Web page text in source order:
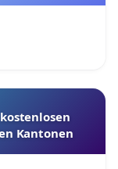
Kantonen